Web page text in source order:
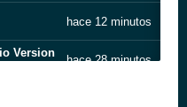
hace 12 minutos
Version
hace 28 minutos